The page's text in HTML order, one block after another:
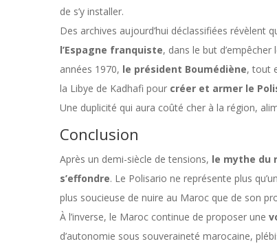
de s’y installer.
Des archives aujourd’hui déclassifiées révèlent
l’Espagne franquiste, dans le but
années 1970, le président Boumédiène, tout
la Libye de Kadhafi pour créer et armer le
Une duplicité qui aura coûté cher à la région,
Conclusion
Après un demi-siècle de tensions, le mythe du
s’effondre. Le Polisario ne représente plus
plus soucieuse de nuire au Maroc que de son
À l’inverse, le Maroc continue de proposer une
d’autonomie sous souveraineté marocaine,